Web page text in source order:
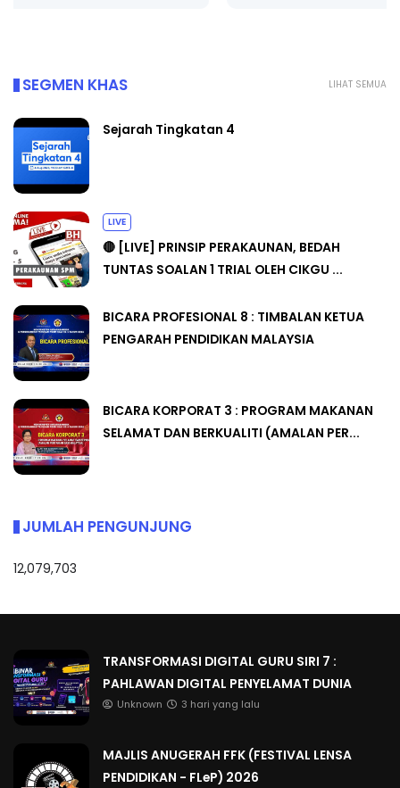
LIHAT SEMUA
SEGMEN KHAS
Sejarah Tingkatan 4
LIVE
🔴 [LIVE] PRINSIP PERAKAUNAN, BEDAH
TUNTAS SOALAN 1 TRIAL OLEH CIKGU ...
BICARA PROFESIONAL 8 : TIMBALAN KETUA
PENGARAH PENDIDIKAN MALAYSIA
BICARA KORPORAT 3 : PROGRAM MAKANAN
SELAMAT DAN BERKUALITI (AMALAN PER...
JUMLAH PENGUNJUNG
12,079,703
TRANSFORMASI DIGITAL GURU SIRI 7 :
PAHLAWAN DIGITAL PENYELAMAT DUNIA
Unknown 3 hari yang lalu
MAJLIS ANUGERAH FFK (FESTIVAL LENSA
PENDIDIKAN - FLeP) 2026